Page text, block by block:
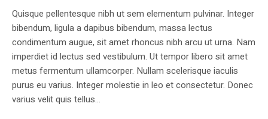
Quisque pellentesque nibh ut sem elementum pulvinar. Integer
bibendum, ligula a dapibus bibendum, massa lectus
condimentum augue, sit amet rhoncus nibh arcu ut urna. Nam
imperdiet id lectus sed vestibulum. Ut tempor libero sit amet
metus fermentum ullamcorper. Nullam scelerisque iaculis
purus eu varius. Integer molestie in leo et consectetur. Donec
varius velit quis tellus...